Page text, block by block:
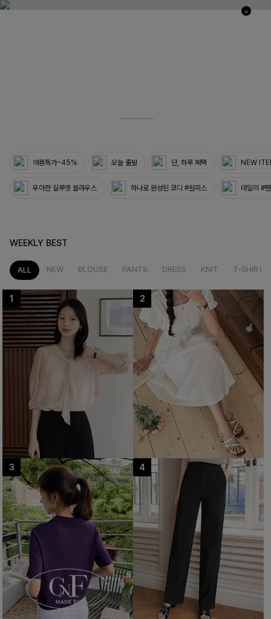
0
여름특가~45% 오늘 출발 단, 하루 혜택 NEW
우아한 실루엣 블라우스 하나로 완성된 코디 #원피스 데일리 #
WEEKLY BEST
ALL NEW BLOUSE PANTS DRESS KNIT T-SHIRT